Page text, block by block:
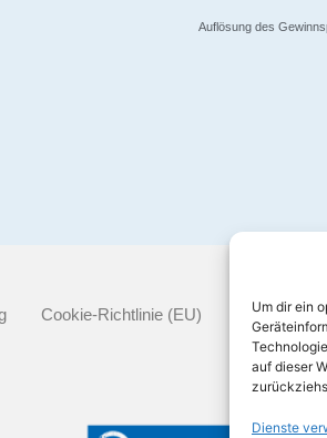
Um dir ein
auf dieser
Dienste
Auflösung des
Cookie-Richtlinie (EU)